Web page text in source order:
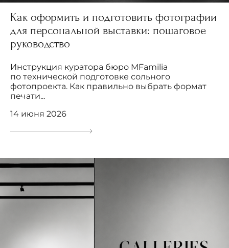
Как оформить и подготовить фотографии
для персональной выставки: пошаговое
руководство
Инструкция куратора бюро MFamilia
по технической подготовке сольного
фотопроекта. Как правильно выбрать формат
печати...
14 июня 2026